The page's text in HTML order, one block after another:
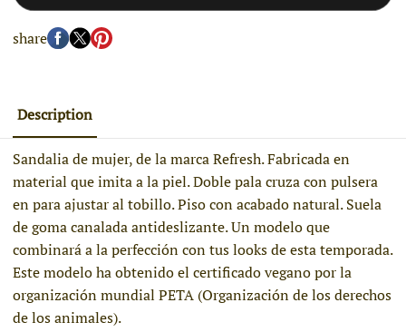
share
Description
Sandalia de mujer, de la marca Refresh. Fabricada en
material que imita a la piel. Doble pala cruza con pulsera
en para ajustar al tobillo. Piso con acabado natural. Suela
de goma canalada antideslizante. Un modelo que
combinará a la perfección con tus looks de esta temporada.
Este modelo ha obtenido el certificado vegano por la
organización mundial PETA (Organización de los derechos
de los animales).